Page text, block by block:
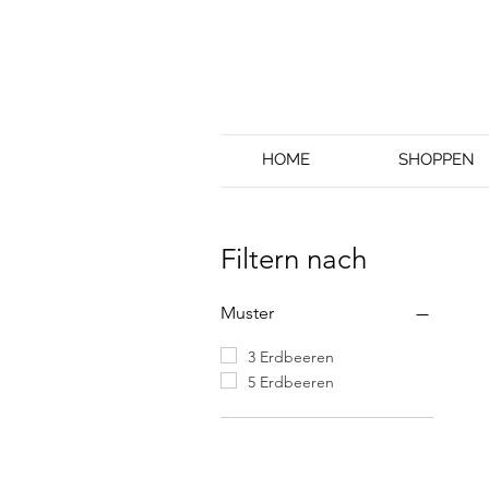
HOME SHOPPEN
Filtern nach
Muster
3 Erdbeeren
5 Erdbeeren